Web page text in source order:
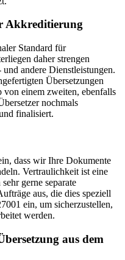
Akkreditierung
Standard für
daher strengen
andere Dienstleistungen.
Übersetzungen
einem zweiten, ebenfalls
nochmals
finalisiert.
dass wir Ihre Dokumente
Vertraulichkeit ist eine
gerne separate
aus, die dies speziell
ein, um sicherzustellen,
werden.
aus dem